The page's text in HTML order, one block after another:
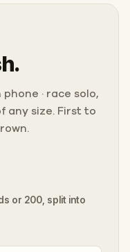
· race solo,
any size. First to
or 200, split into